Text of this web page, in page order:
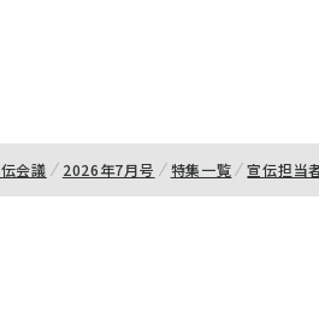
会議 2026年7月号 特集一覧 宣伝担当